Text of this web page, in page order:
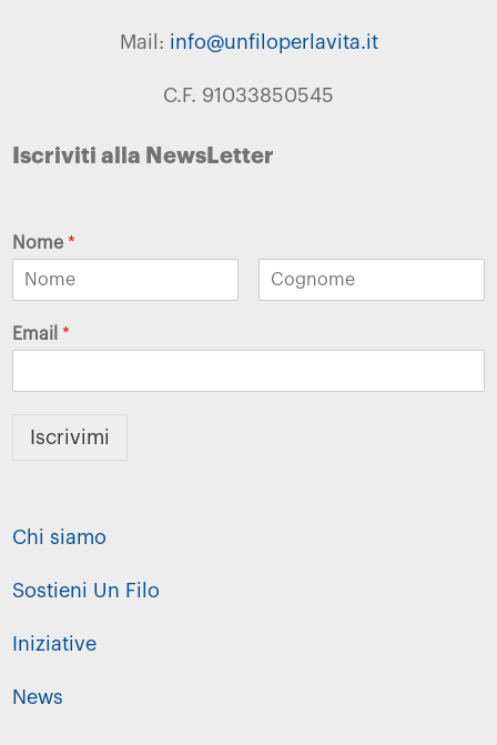
Mail: info@unfiloperlavita.it
C.F. 91033850545
Iscriviti alla NewsLetter
Nome*
Email*
Iscrivimi
Chi siamo
Sostieni Un Filo
Iniziative
News